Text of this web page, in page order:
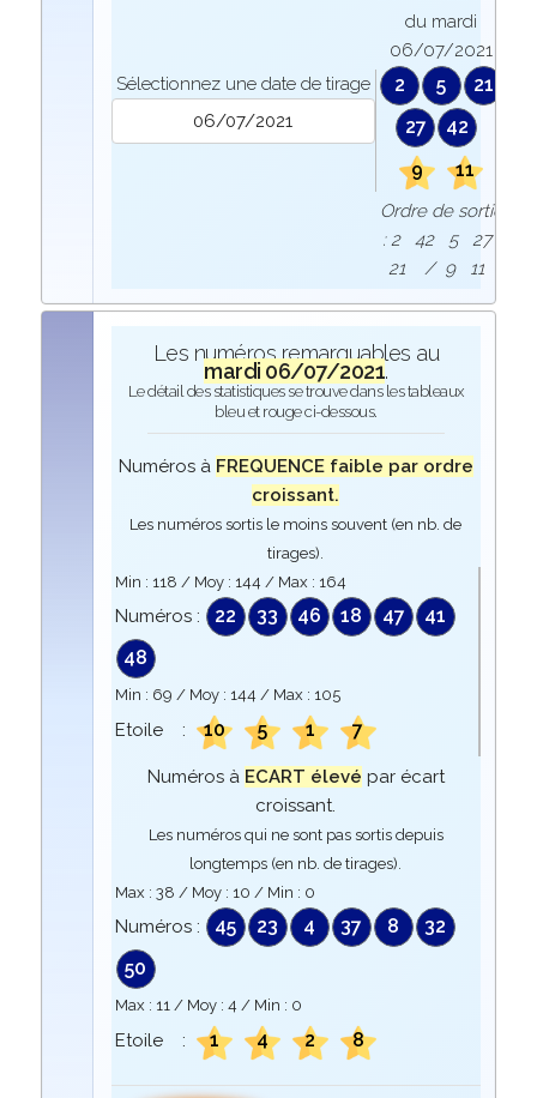
Sélectionnez une date de tirage
du mardi
06/07/2021
2 5
21
27
42
9
11
Ordre de sortie
: 2 42 5 27
21 / 9 11
Les numéros remarquables au
mardi 06/07/2021.
Le détail des statistiques se trouve dans les tableaux
bleu et rouge ci-dessous.
Numéros à FREQUENCE faible par ordre
croissant.
Les numéros sortis le moins souvent (en nb. de
tirages).
Min : 118 / Moy : 144 / Max : 164
Numéros : 22 33 46 18 47
41
48
Min : 69 / Moy : 144 / Max : 105
Etoile : 10 5 1 7
Numéros à ECART élevé par écart
croissant.
Les numéros qui ne sont pas sortis depuis
longtemps (en nb. de tirages).
Max : 38 / Moy : 10 / Min : 0
Numéros : 45 23 4 37 8
32
50
Max : 11/ Moy : 4 / Min : 0
Etoile : 1 4 2 8